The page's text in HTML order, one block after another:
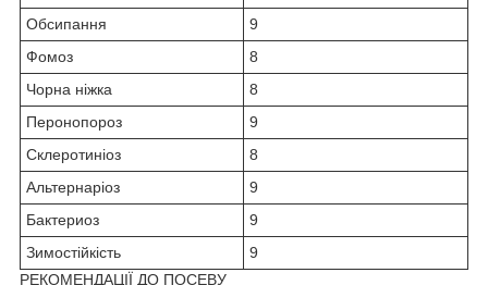
Обсипання
9
Фомоз
8
Чорна ніжка
8
Перонопороз
9
Склеротиніоз
8
Альтернаріоз
9
Бактериоз
9
Зимостійкість
9
РЕКОМЕНДАЦІЇ ДО ПОСЕВУ